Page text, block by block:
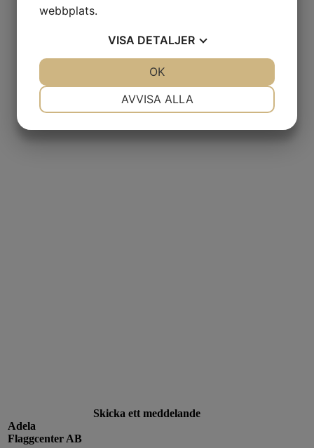
Adela
Flaggcenter AB
Skicka ett meddelande
webbplats.
VISA DETALJER
AVVISA ALLA
OK